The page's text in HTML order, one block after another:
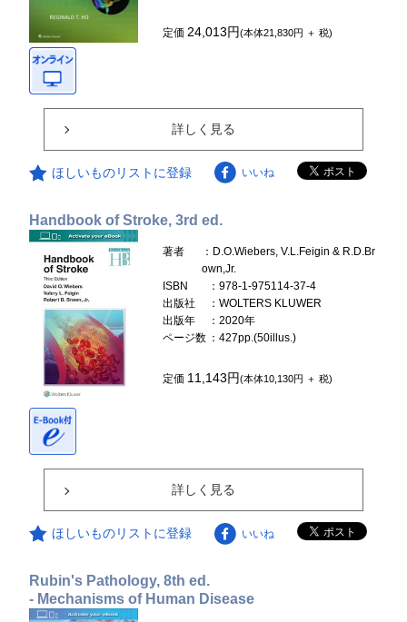
定価24,013円(本体21,830円 ＋ 税)
詳しく見る
ほしいものリストに登録 いいね
Handbook of Stroke, 3rd ed.
著者
：D.O.Wiebers, V.L.Feigin & R.D.Br
own,Jr.
ISBN
：978-1-975114-37-4
出版社
：WOLTERS KLUWER
出版年
：2020年
ページ数 ：427pp.(50illus.)
定価 11,143円(本体10,130円 ＋ 税)
詳しく見る
ほしいものリストに登録 いいね
Rubin's Pathology, 8th ed.
- Mechanisms of Human Disease